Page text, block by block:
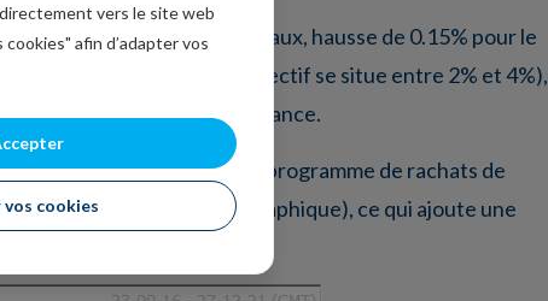
plus modérée, de son taux, hausse de 0.15% pour le
(4.9% alors que l’objectif se situe entre 2% et 4%),
du fort rebond de la croissance.
et également réduire son programme de rachats de
baisse de la devise (voir graphique), ce qui ajoute une
vers le site web
afin d’adapter vos
vos cookies